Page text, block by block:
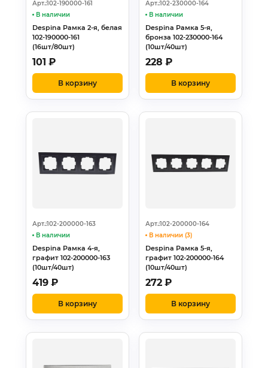
Арт.:102-190000-161
В наличии
Despina Рамка 2-я, белая
102-190000-161
(16шт/80шт)
101 ₽
В корзину
Арт.:102-230000-164
В наличии
Despina Рамка 5-я,
бронза 102-230000-164
(10шт/40шт)
228 ₽
В корзину
Арт.:102-200000-163
В наличии
Despina Рамка 4-я,
графит 102-200000-163
(10шт/40шт)
419 ₽
В корзину
Арт.:102-200000-164
В наличии (3)
Despina Рамка 5-я,
графит 102-200000-164
(10шт/40шт)
272 ₽
В корзину